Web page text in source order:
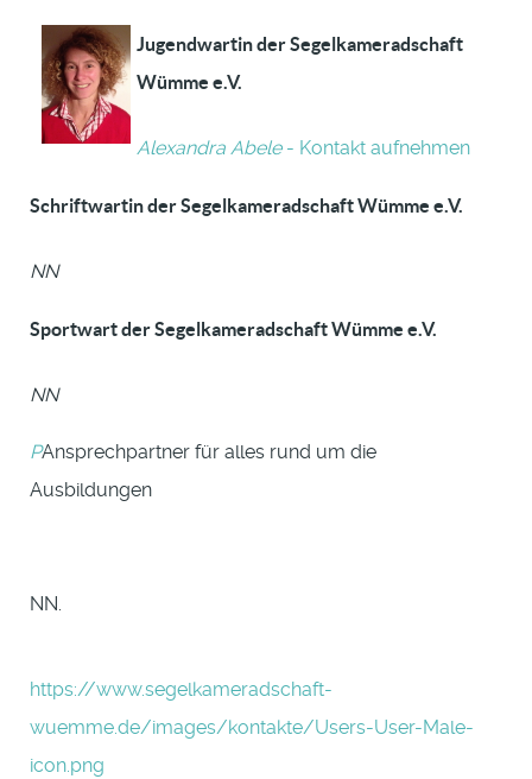
Jugendwartin der Segelkameradschaft
Wümme e.V.
Alexandra Abele- Kontakt aufnehmen
Schriftwartin der Segelkameradschaft Wümme e.V.
NN
Sportwart der Segelkameradschaft Wümme e.V.
NN
PAnsprechpartner für alles rund um die
Ausbildungen
NN.
https://www.segelkameradschaft-
wuemme.de/images/kontakte/Users-User-Male-
icon.png